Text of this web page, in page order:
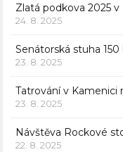
Zlatá podkova 2025
24. 8. 2025
Senátorská stuha
23. 8. 2025
Tatrování v Kamenici
23. 8. 2025
Návštěva Rockové
22. 8. 2025